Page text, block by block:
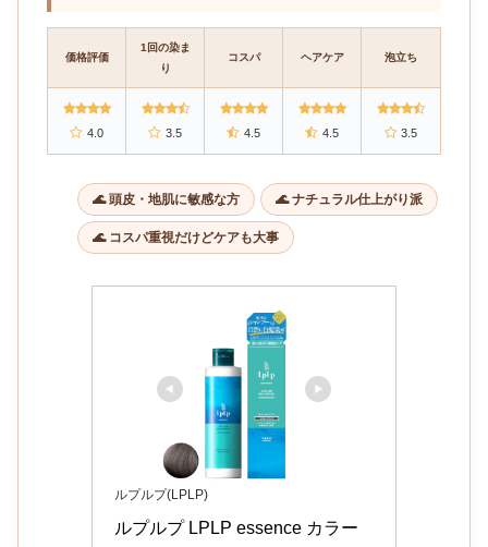
価格評価
1回の染ま
り
コスパ ヘアケア 泡立ち
4.0 3.5 4.5 4.5 3.5
🌊 頭皮・地肌に敏感な方 🌊 ナチュラル仕上がり派
🌊 コスパ重視だけどケアも大事
ルプルプ(LPLP)
ルプルプ LPLP essence カラー